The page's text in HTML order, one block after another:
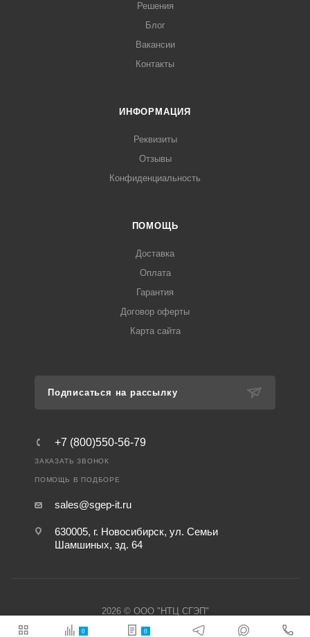
Решения
Блог
Вакансии
Контакты
ИНФОРМАЦИЯ
Реквизиты
Отзывы
Конфиденциальность
ПОМОЩЬ
Доставка
Оплата
Гарантия
Договор оферты
Карта сайта
Подписаться на рассылку
+7 (800)550-56-79
ЗАКАЗАТЬ ЗВОНОК
ПОМОЩЬ В ПОДБОРЕ
sales@sgep-it.ru
630005, г. Новосибирск, ул. Семьи
Шамшиных, зд. 64
2026 © ООО "НТЦ СГЭП"
0 0